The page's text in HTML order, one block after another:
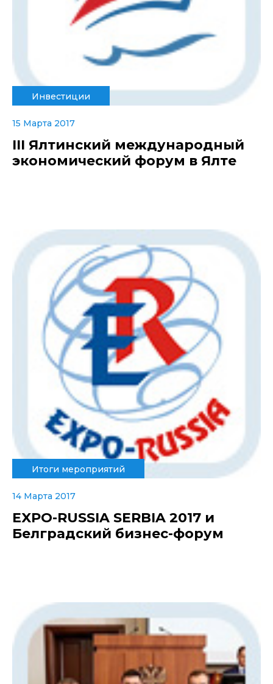
Инвестиции
15 Марта 2017
III Ялтинский международный
экономический форум в Ялте
Итоги мероприятий
14 Марта 2017
EXPO-RUSSIA SERBIA 2017 и
Белградский бизнес-форум